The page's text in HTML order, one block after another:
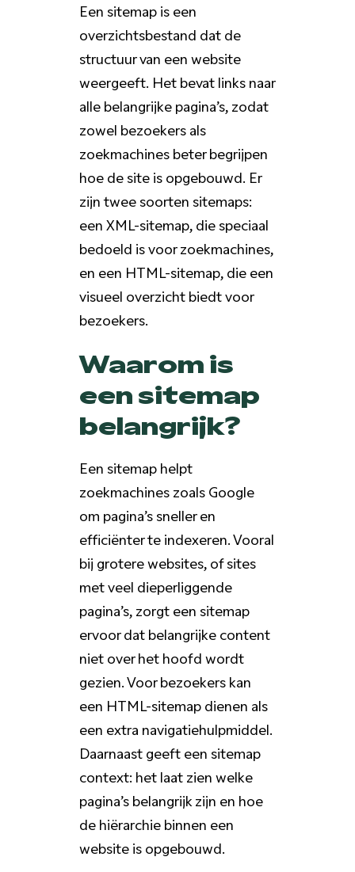
Een sitemap is een
overzichtsbestand dat de
structuur van een website
weergeeft. Het bevat links naar
alle belangrijke pagina’s, zodat
zowel bezoekers als
zoekmachines beter begrijpen
hoe de site is opgebouwd. Er
zijn twee soorten sitemaps:
een XML-sitemap, die speciaal
bedoeld is voor zoekmachines,
en een HTML-sitemap, die een
visueel overzicht biedt voor
bezoekers.
Waarom is
een sitemap
belangrijk?
Een sitemap helpt
zoekmachines zoals Google
om pagina’s sneller en
efficiënter te indexeren. Vooral
bij grotere websites, of sites
met veel dieperliggende
pagina’s, zorgt een sitemap
ervoor dat belangrijke content
niet over het hoofd wordt
gezien. Voor bezoekers kan
een HTML-sitemap dienen als
een extra navigatiehulpmiddel.
Daarnaast geeft een sitemap
context: het laat zien welke
pagina’s belangrijk zijn en hoe
de hiërarchie binnen een
website is opgebouwd.